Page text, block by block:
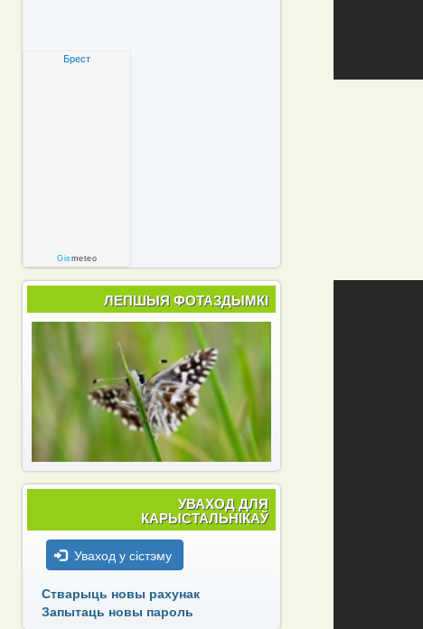
Брест
Gismeteo
ЛЕПШЫЯ ФОТАЗДЫМКІ
УВАХОД ДЛЯ
КАРЫСТАЛЬНІКАЎ
Уваход у сістэму
Стварыць новы рахунак
Запытаць новы пароль